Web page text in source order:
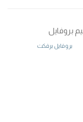
بروفايل برفكت